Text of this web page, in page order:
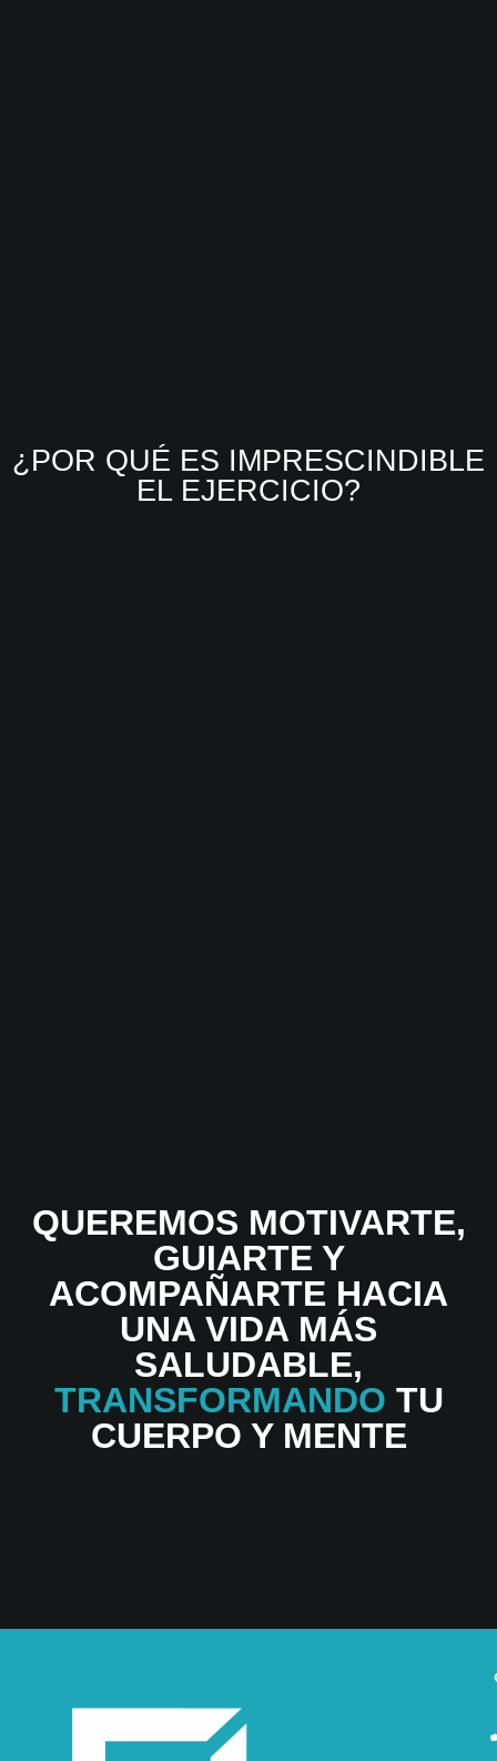
¿POR QUÉ ES IMPRESCINDIBLE
EL EJERCICIO?
QUEREMOS MOTIVARTE,
GUIARTE Y
ACOMPAÑARTE HACIA
UNA VIDA MÁS
SALUDABLE,
TRANSFORMANDO TU
CUERPO Y MENTE